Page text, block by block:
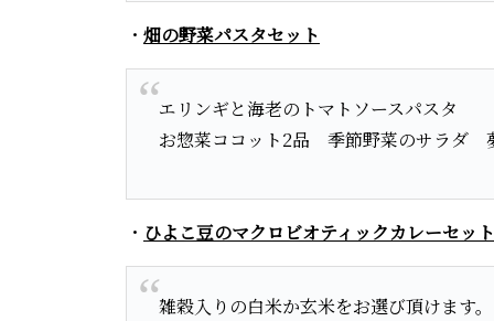
・ 畑の野菜パスタセット
エリンギと海老のトマトソースパスタ
お惣菜ココット2品 季節野菜のサラダ
・ ひよこ豆のマクロビオティックカレーセット
雑穀入りの白米か玄米をお選び頂けます。